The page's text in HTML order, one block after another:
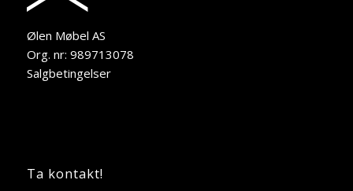
Ølen Møbel AS
Org. nr: 989713078
Salgbetingelser
Ta kontakt!